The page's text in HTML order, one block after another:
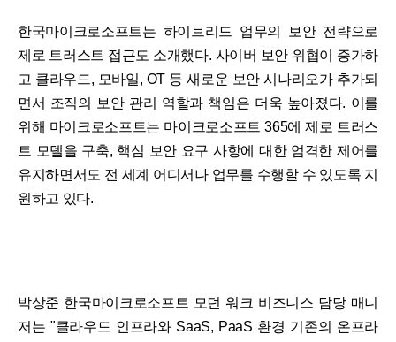
한국마이크로소프트는 하이브리드 업무의 보안 전략으로
제로 트러스트 접근도 소개했다. 사이버 보안 위협이 증가하
고 클라우드, 모바일, OT 등 새로운 보안 시나리오가 추가되
면서 조직의 보안 관리 역할과 책임은 더욱 높아졌다. 이를
위해 마이크로소프트는 마이크로소프트 365에 제로 트러스
트 모델을 구축, 핵심 보안 요구 사항에 대한 엄격한 제어를
유지하면서도 전 세계 어디서나 업무를 수행할 수 있도록 지
원하고 있다.
박상준 한국마이크로소프트 모던 워크 비즈니스 담당 매니
저는 "클라우드 인프라와 SaaS, PaaS 환경 기존의 온프라